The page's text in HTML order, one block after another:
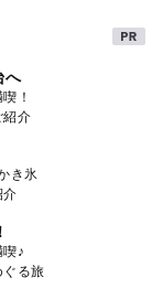
へ
！
紹介
き氷
介
♪
る旅